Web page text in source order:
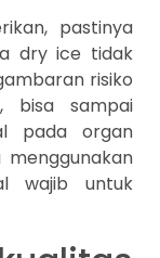
pastinya
dry ice tidak
risiko
bisa sampai
pada organ
wajib untuk